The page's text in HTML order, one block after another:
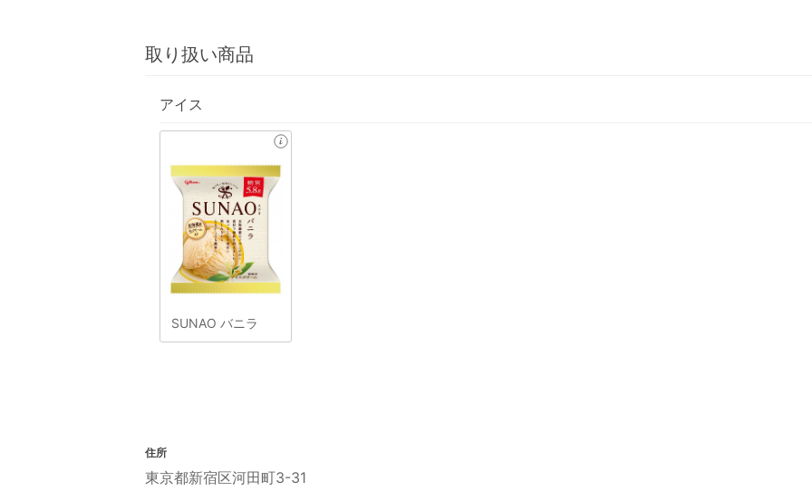
取り扱い商品
アイス
SUNAO バニラ
住所
東京都新宿区河田町3-31